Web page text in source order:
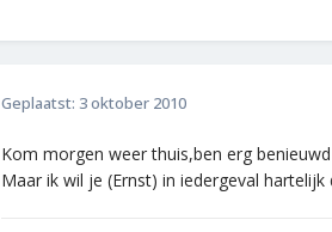
Geplaatst: 3 oktober 2010
Kom morgen weer thuis,ben erg
Maar ik wil je (Ernst) in iedergeval